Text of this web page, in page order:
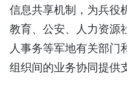
信息共享机制，为兵役
教育、公安、人力资源
人事务等军地有关部门
组织间的业务协同提供